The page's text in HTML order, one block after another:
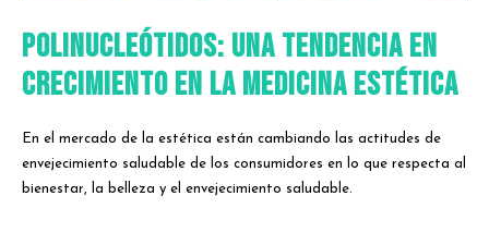
Polinucleótidos: Una Tendencia en
Crecimiento en la Medicina Estética
En el mercado de la estética están cambiando las actitudes de
envejecimiento saludable de los consumidores en lo que respecta al
bienestar, la belleza y el envejecimiento saludable.